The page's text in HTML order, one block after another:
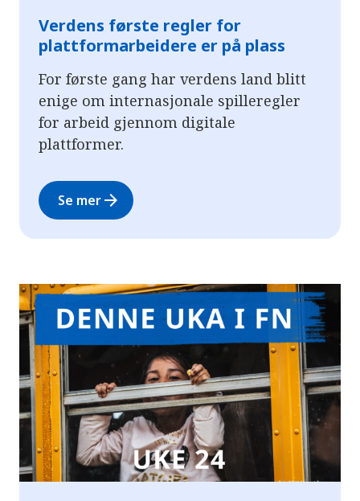
Verdens første regler for
plattformarbeidere er på plass
For første gang har verdens land blitt
enige om internasjonale spilleregler
for arbeid gjennom digitale
plattformer.
Se merarrow_forward